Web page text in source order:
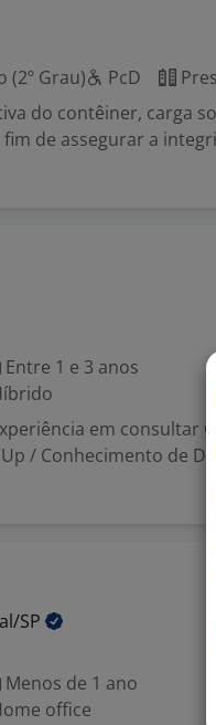
(2º Grau) PcD
do contêiner, carga
de assegurar a
Entre 1 e 3 anos
em consultar CE
/ Conhecimento de
SP
Menos de 1 ano
office